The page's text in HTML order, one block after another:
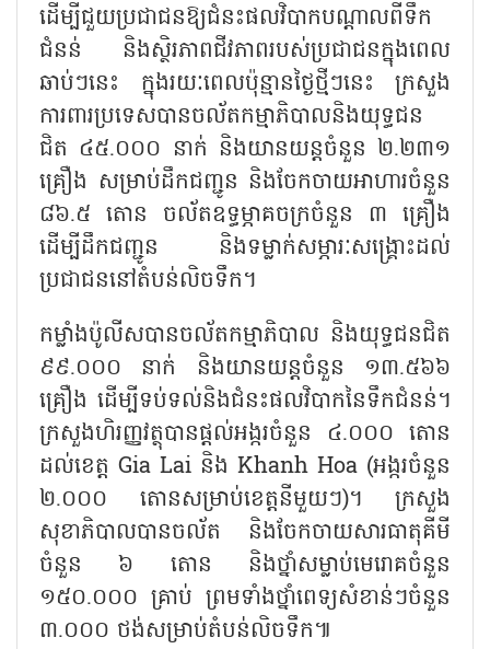
ដើម្បីជួយប្រជាជនឱ្យជំនះផលវិបាកបណ្តាលពីទឹក
ជំនន់ និងស្ថិរភាពជីវភាពរបស់ប្រជាជនក្នុងពេល
ឆាប់ៗនេះ ក្នុងរយៈពេលប៉ុន្មានថ្ងៃថ្មីៗនេះ ក្រសួង
ការពារប្រទេសបានចល័តកម្មាភិបាលនិងយុទ្ធជន
ជិត ៤៥.០០០ នាក់ និងយានយន្តចំនួន ២.២៣១
គ្រឿង សម្រាប់ដឹកជញ្ជូន និងចែកចាយអាហារចំនួន
៨៦.៥ តោន ចល័តឧទ្ធម្ភាគចក្រចំនួន ៣ គ្រឿង
ដើម្បីដឹកជញ្ជូន និងទម្លាក់សម្ភារៈសង្គ្រោះដល់
ប្រជាជននៅតំបន់លិចទឹក។
កម្លាំងប៉ូលីសបានចល័តកម្មាភិបាល និងយុទ្ធជនជិត
៩៩.០០០ នាក់ និងយានយន្តចំនួន ១៣.៥៦៦
គ្រឿង ដើម្បីទប់ទល់និងជំនះផលវិបាកនៃទឹកជំនន់។
ក្រសួងហិរញ្ញវត្ថុបានផ្តល់អង្ករចំនួន ៤.០០០ តោន
ដល់ខេត្ត Gia Lai និង Khanh Hoa (អង្ករចំនួន
២.០០០ តោនសម្រាប់ខេត្តនីមួយៗ)។ ក្រសួង
សុខាភិបាលបានចល័ត និងចែកចាយសារធាតុគីមី
ចំនួន ៦ តោន និងថ្នាំសម្លាប់មេរោគចំនួន
១៥០.០០០ គ្រាប់ ព្រមទាំងថ្នាំពេទ្យសំខាន់ៗចំនួន
៣.០០០ ថង់សម្រាប់តំបន់លិចទឹក៕